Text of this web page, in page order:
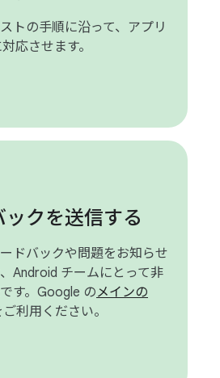
トの手順に沿って、アプリ
応させます。
ックを送信する
ドバックや問題をお知らせ
Android チームにとって非
す。Google のメインの
ご利用ください。